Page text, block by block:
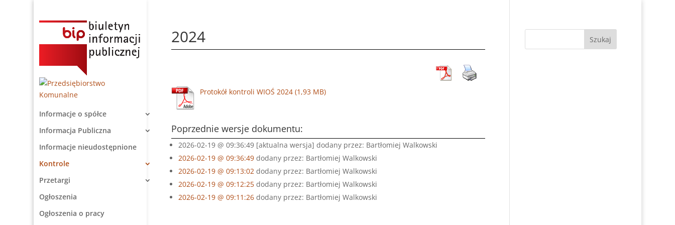
Informacje o spółce
Informacja Publiczna
Informacje nieudostępnione
Kontrole
Przetargi
Ogłoszenia
Ogłoszenia o pracy
2024
Protokół kontroli WIOŚ 2024
Poprzednie wersje dokumentu:
2026-02-19 @ 09:36:49 [aktualna wersja] dodany przez: Bartłomiej Walkowski
2026-02-19 @ 09:36:49 dodany przez: Bartłomiej Walkowski
2026-02-19 @ 09:13:02 dodany przez: Bartłomiej Walkowski
2026-02-19 @ 09:12:25 dodany przez: Bartłomiej Walkowski
2026-02-19 @ 09:11:26 dodany przez: Bartłomiej Walkowski